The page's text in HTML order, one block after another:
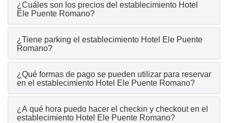
¿Cuáles son los precios del establecimiento Hotel
Ele Puente Romano?
¿Tiene parking el establecimiento Hotel Ele Puente
Romano?
¿Qué formas de pago se pueden utilizar para reservar
en el establecimiento Hotel Ele Puente Romano?
¿A qué hora puedo hacer el checkin y checkout en el
establecimiento Hotel Ele Puente Romano?